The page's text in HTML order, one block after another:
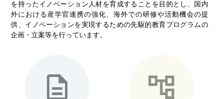
を持ったイノベーション人材を育成することを目的とし、国内
外における産学官連携の強化、海外での研修や活動機会の提
供、イノベーションを実現するための先駆的教育プログラムの
企画・立案等を行っています。